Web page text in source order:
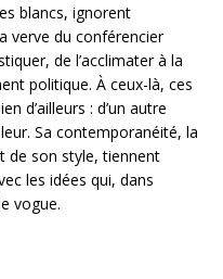
blancs, ignorent
verve du conférencier
de l’acclimater à la
politique. À ceux-là, ces
d’ailleurs : d’un autre
Sa contemporanéité, la
de son style, tiennent
les idées qui, dans
vogue.